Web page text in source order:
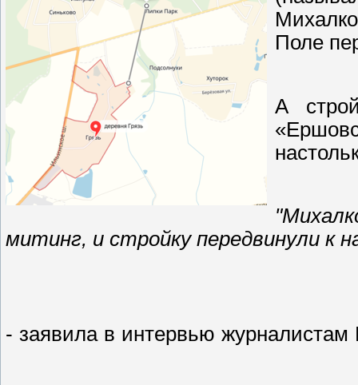
Поле
А
митинг, и стройку передвинули к
- заявила в интервью журналистам